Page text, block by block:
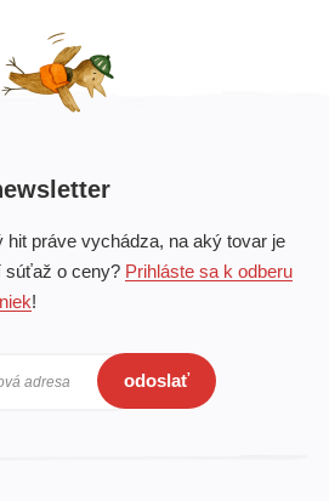
práve vychádza, na aký tovar je
súťaž o ceny? Prihláste sa k odberu
!
adresa odoslať